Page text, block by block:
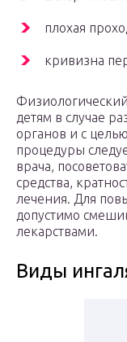
плохая
кривизна
детям в случае
органов и с
процедуры
врача,
средства,
лечения. Для
допустимо
лекарствами.
Виды